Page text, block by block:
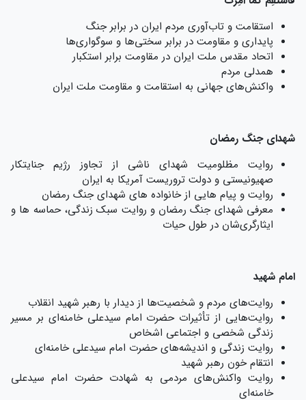
استقامت و تاب‌آوری مردم ایران در برابر جنگ
پایداری و مقاومت در برابر سختی‌ها و سوگواری‌ها
اتحاد مقدس ملت ایران در مقاومت برابر استکبار
همدلی مردم
واکنش‌های جهانی به استقامت و مقاومت ملت ایران
شهدای جنگ رمضان
روایت مظلومیت شهدای ناشی از تجاوز رژیم جنایتکار
صهیونیستی و دولت تروریست آمریکا به ایران
روایت و پیام هایی از خانواده های شهدای جنگ رمضان
معرفی شهدای جنگ رمضان و روایت سبک زندگی، حماسه ها و
ایثارگری‌شان در طول حیات
امام شهید
روایت‌های مردم و شخصیت‌ها از دیدار با رهبر شهید انقلاب
روایت‌هایی از تأثیرات حضرت امام سیدعلی خامنه‌ای بر مسیر
زندگی شخصی و اجتماعی اشخاص
روایت زندگی و اندیشه‌های حضرت امام سیدعلی خامنه‌ای
انتقام خون رهبر شهید
روایت واکنش‌های مردمی به شهادت حضرت امام سیدعلی
خامنه‌ای